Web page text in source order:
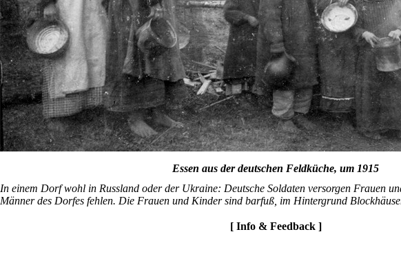
Essen aus der deutschen Feldküche, um 1915
In einem Dorf wohl in Russland oder der Ukraine: Deutsche Soldaten versorgen Frauen
Männer des Dorfes fehlen. Die Frauen und Kinder sind barfuß, im Hintergrund
[ Info & Feedback ]